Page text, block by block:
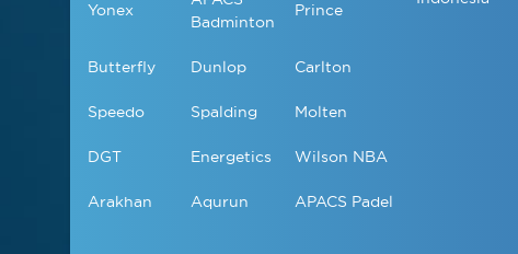
Yonex
Badminton
Prince
Butterfly Dunlop Carlton
Speedo Spalding Molten
DGT Energetics Wilson NBA
Arakhan Aqurun APACS Padel